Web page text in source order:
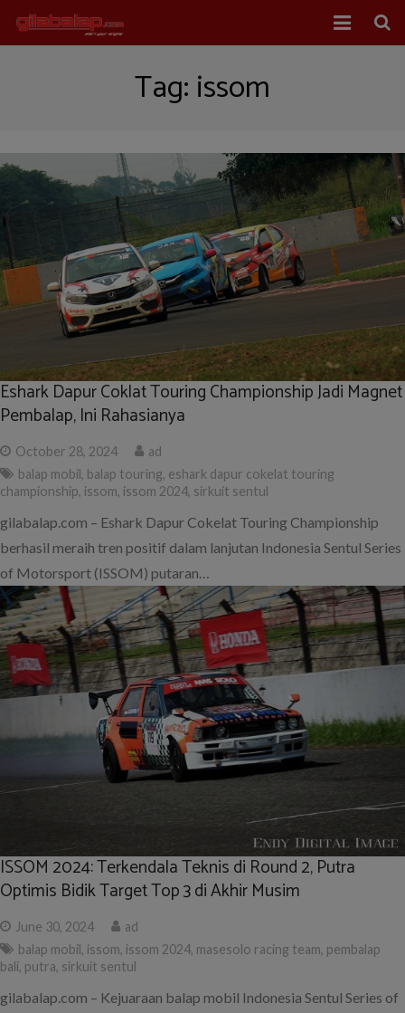
Balap Motor
About Us
Tag: issom
Eshark Dapur Coklat Touring Championship Jadi Magnet
Pembalap, Ini Rahasianya
October 28, 2024
ad
balap mobil, balap touring, eshark dapur cokelat touring
championship, issom, issom 2024, sirkuit sentul
gilabalap.com – Eshark Dapur Cokelat Touring Championship
berhasil meraih tren positif dalam lanjutan Indonesia Sentul Series
of Motorsport (ISSOM) putaran…
ISSOM 2024: Terkendala Teknis di Round 2, Putra
Optimis Bidik Target Top 3 di Akhir Musim
June 30, 2024
ad
balap mobil, issom, issom 2024, masesolo racing team, pembalap
bali, putra, sirkuit sentul
gilabalap.com – Kejuaraan balap mobil Indonesia Sentul Series of